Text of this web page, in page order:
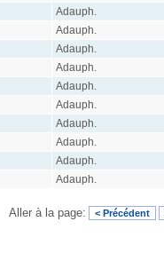
Adauph.
Adauph.
Adauph.
Adauph.
Adauph.
Adauph.
Adauph.
Adauph.
Adauph.
Adauph.
Aller à la page: < Précédent